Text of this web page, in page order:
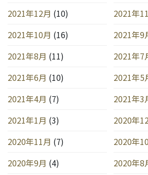
2021年12月 (10) 2021年
2021年10月 (16) 2021年9
2021年8月 (11) 2021年7
2021年6月 (10) 2021年5
2021年4月 (7) 2021年3
2021年1月 (3) 2020年
2020年11月 (7) 2020年
2020年9月 (4) 2020年8